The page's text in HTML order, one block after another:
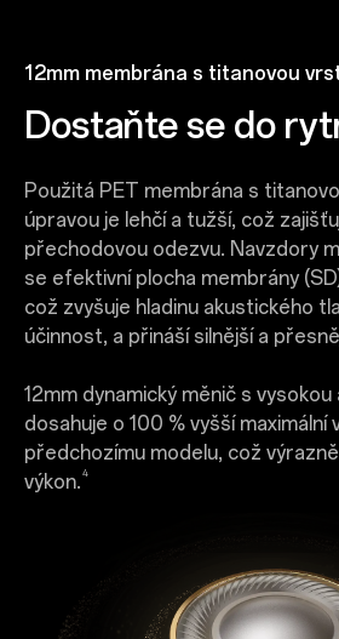
12mm membrána s titanovou
Dostaňte se do
Použitá PET membrána s
úpravou je lehčí a tužší, což
přechodovou odezvu. Navzdory
se efektivní plocha membrány
což zvyšuje hladinu akustického
účinnost, a přináší silnější a
12mm dynamický měnič s
dosahuje o 100 % vyšší maximální
předchozímu modelu, což
výkon. 4